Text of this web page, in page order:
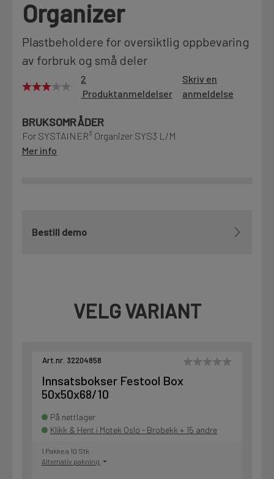
Motek
Finn butikk
Kontakt og åpningstider
Kontakt
Fra rådgivning til sporing av ordre
Organizer
Plastbeholdere for oversiktlig oppbevaring
av forbruk og små deler
2
Produktanmeldelser
Skriv en
anmeldelse
BRUKSOMRÅDER
For SYSTAINER³ Organizer SYS3 L/M
Mer info
Bestill demo
VELG VARIANT
Art.nr. 32204858
Innsatsbokser Festool Box
50x50x68/10
På nettlager
Klikk & Hent i Motek Oslo - Brobekk + 15 andre
1 Pakke a 10 Stk
Alternativ pakning